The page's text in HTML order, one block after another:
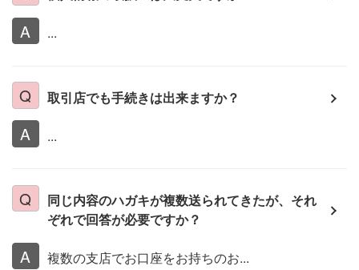
...
取引店でも手続きは出来ますか？
...
同じ内容のハガキが複数送られてきたが、それ
ぞれで回答が必要ですか？
複数の支店でお口座をお持ちのお...